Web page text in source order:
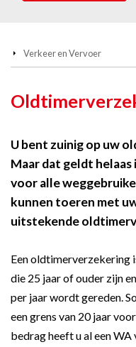
Verkeer en Vervoer
U bent zuinig op uw
Maar dat geldt
voor alle
kunnen toeren met
uitstekende
Een oldtimerverzekering
die 25 jaar of ouder zijn
per jaar wordt gereden.
een grens van 20 jaar
bedrag heeft u al een